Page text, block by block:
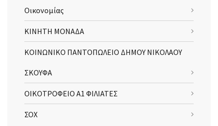
Οικονομίας
ΚΙΝΗΤΗ ΜΟΝΑΔΑ
ΚΟΙΝΩΝΙΚΟ ΠΑΝΤΟΠΩΛΕΙΟ ΔΗΜΟΥ ΝΙΚΟΛΑΟΥ
ΣΚΟΥΦΑ
ΟΙΚΟΤΡΟΦΕΙΟ Α1 ΦΙΛΙΑΤΕΣ
ΣΟΧ